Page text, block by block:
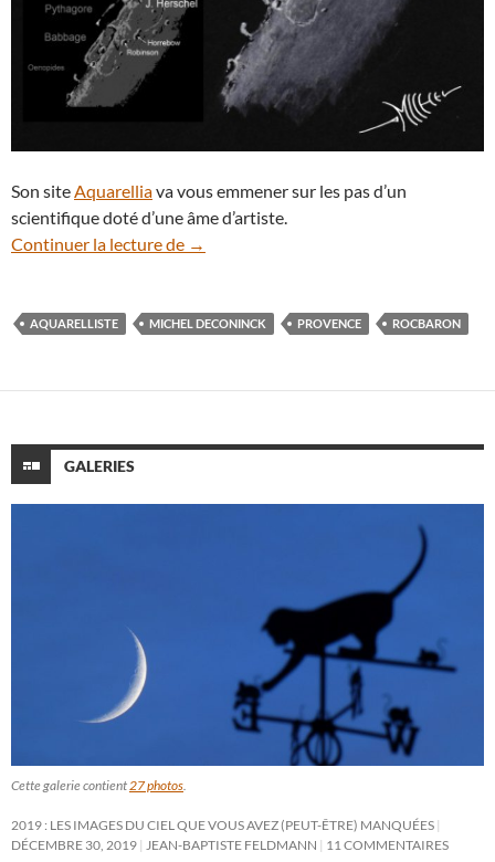
Son site Aquarelliava vous emmener sur les pas d’un
scientifique doté d’une âme d’artiste.
Continuer la lecture de
Michel Deconinck, l’aquarelliste du ciel
→
AQUARELLISTE MICHEL DECONINCK PROVENCE ROCBARON
GALERIES
Cette galerie contient 27 photos
2019 : LES IMAGES DU CIEL QUE VOUS AVEZ (PEUT-ÊTRE) MANQUÉES
DÉCEMBRE 30, 2019
JEAN-BAPTISTE FELDMANN 11 COMMENTAIRES